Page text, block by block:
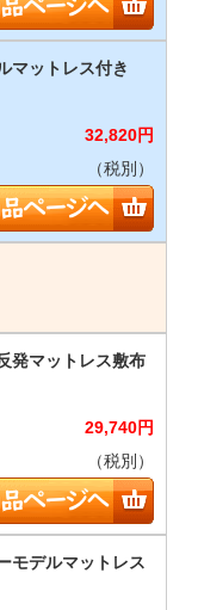
32,820円
（税別）
29,740円
（税別）